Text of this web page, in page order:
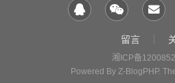
留言
湘ICP备
Powered By Z-BlogPHP.